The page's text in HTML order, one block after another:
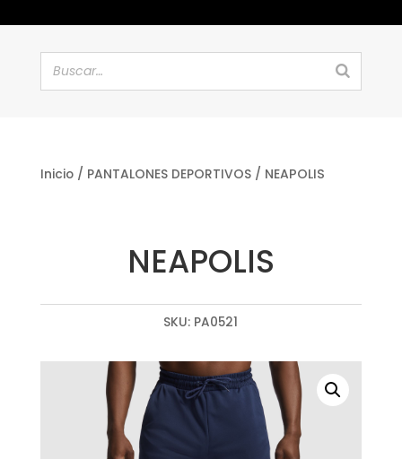
Inicio/ PANTALONES DEPORTIVOS/ NEAPOLIS
NEAPOLIS
SKU: PA0521